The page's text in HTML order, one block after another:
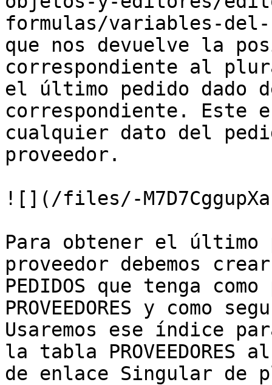
formulas/variables-
que nos devuelve la
correspondiente al
el último pedido dado
correspondiente. Este
cualquier dato del
proveedor.
![](/files/-
Para obtener el último
proveedor debemos
PEDIDOS que tenga
PROVEEDORES y como
Usaremos ese índice
la tabla PROVEEDORES
de enlace Singular